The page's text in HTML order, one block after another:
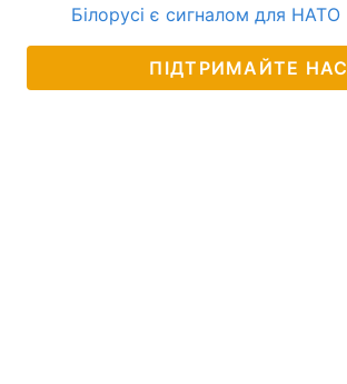
Білорусі є сигналом для НАТО
ПІДТРИМАЙТЕ НАС